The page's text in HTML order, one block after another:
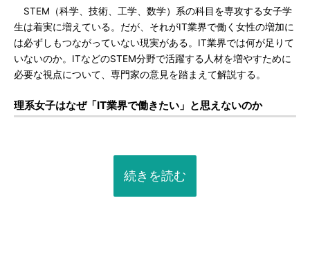
STEM（科学、技術、工学、数学）系の科目を専攻する女子学
生は着実に増えている。だが、それがIT業界で働く女性の増加に
は必ずしもつながっていない現実がある。IT業界では何が足りて
いないのか。ITなどのSTEM分野で活躍する人材を増やすために
必要な視点について、専門家の意見を踏まえて解説する。
理系女子はなぜ「IT業界で働きたい」と思えないのか
続きを読む